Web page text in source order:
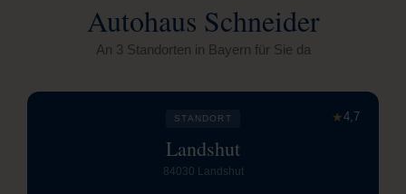
Autohaus Schneider
An 3 Standorten in Bayern für Sie da
★4,7
STANDORT
Landshut
84030 Landshut